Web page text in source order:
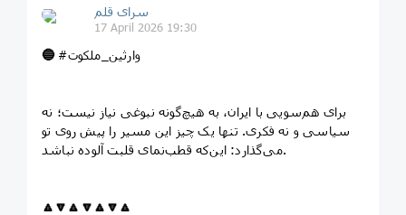
سرای قلم
17 April 2026 19:30
🔵 #وارثین_ملکوت
برای هم‌سویی با ایران، به هیچ‌گونه نبوغی نیاز نیست؛ نه
سیاسی و نه فکری. تنها یک چیز این مسیر را پیش روی تو
می‌گذارد: این‌که قطب‌نمای قلبت آلوده نباشد.
🔼 🔽 🔼 🔽 🔼 🔽 🔼